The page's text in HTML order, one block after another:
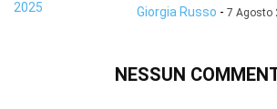
Giorgia Russo - 7 Agosto
NESSUN